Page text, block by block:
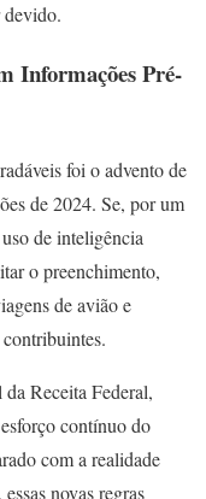
devido.
Informações Pré-
foi o advento de
de 2024. Se, por um
de inteligência
o preenchimento,
de avião e
Receita Federal,
contínuo do
com a realidade
novas regras